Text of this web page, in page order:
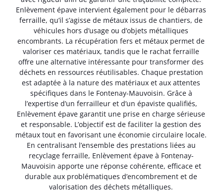
Enlèvement épave intervient également pour le débarras
ferraille, qu’il s’agisse de métaux issus de chantiers, de
véhicules hors d’usage ou d’objets métalliques
encombrants. La récupération fers et métaux permet de
valoriser ces matériaux, tandis que le rachat ferraille
offre une alternative intéressante pour transformer des
déchets en ressources réutilisables. Chaque prestation
est adaptée à la nature des matériaux et aux attentes
spécifiques dans le Fontenay-Mauvoisin. Grâce à
l’expertise d’un ferrailleur et d’un épaviste qualifiés,
Enlèvement épave garantit une prise en charge sérieuse
et responsable. L’objectif est de faciliter la gestion des
métaux tout en favorisant une économie circulaire locale.
En centralisant l’ensemble des prestations liées au
recyclage ferraille, Enlèvement épave à Fontenay-
Mauvoisin apporte une réponse cohérente, efficace et
durable aux problématiques d’encombrement et de
valorisation des déchets métalliques.